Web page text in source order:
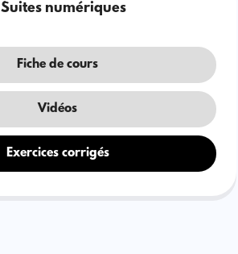
Suites numériques
Fiche de cours
Vidéos
Exercices corrigés